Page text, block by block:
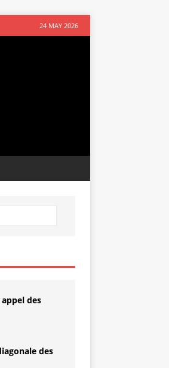
24 MAY 2026
des
des